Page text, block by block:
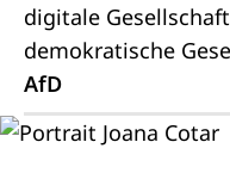
digitale
demokratische
AfD